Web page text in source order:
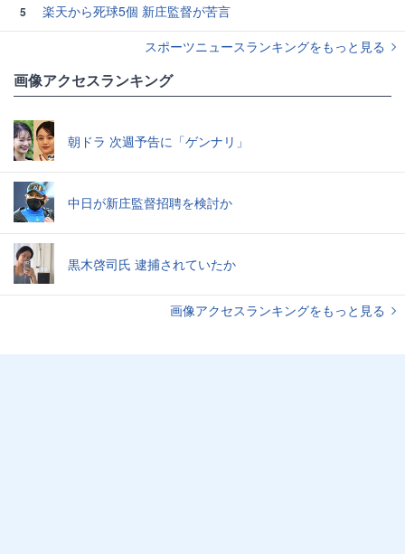
5
楽天から死球5個 新庄監督が苦言
スポーツニュースランキングをもっと見る
画像アクセスランキング
朝ドラ 次週予告に「ゲンナリ」
中日が新庄監督招聘を検討か
黒木啓司氏 逮捕されていたか
画像アクセスランキングをもっと見る